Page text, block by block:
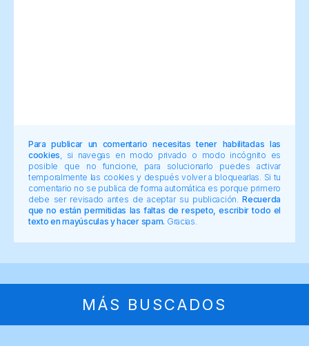
Para publicar un comentario necesitas tener habilitadas las
cookies , si navegas en modo privado o modo incógnito es
posible que no funcione, para solucionarlo puedes activar
temporalmente las cookies y después volver a bloquearlas. Si tu
comentario no se publica de forma automática es porque primero
debe ser revisado antes de aceptar su publicación.Recuerda
que no están permitidas las faltas de respeto, escribir todo el
texto en mayúsculas y hacer spam. Gracias.
MÁS BUSCADOS